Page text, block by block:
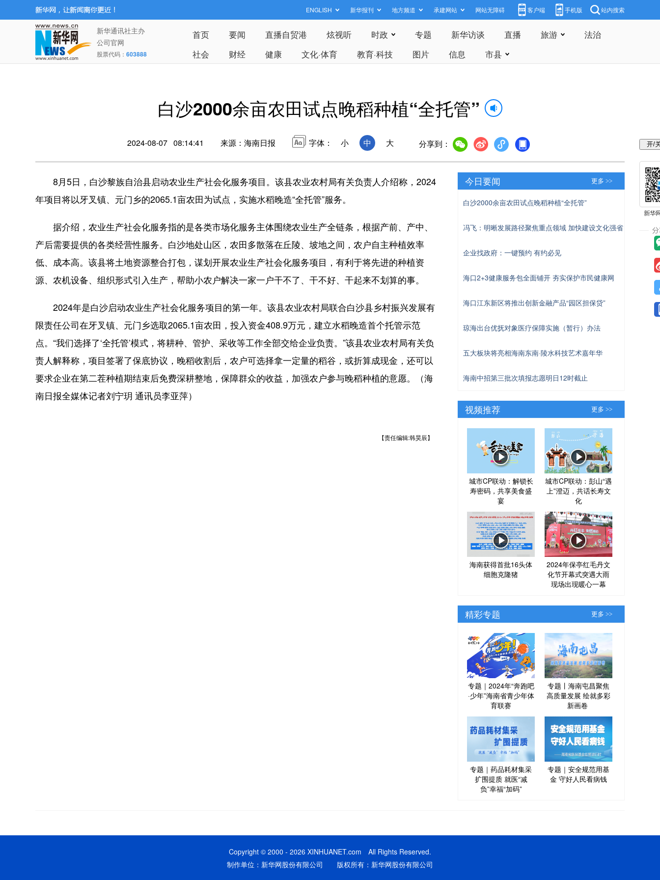
ENGLISH 新华报刊 地方频道 承建网站 网站无障碍 客户端 手机版 站内搜索
新华通讯社主办
公司官网
股票代码： 603888
首页 要闻 直播自贸港 炫视听 时政 专题 新华访谈 直播 旅游
法治
社会
财经 健康 文化·体育 教育·科技 图片 信息 市县
白沙2000余亩农田试点晚稻种植“全托管”
2024-08-07 08:14:41 来源：海南日报 字体： 小 中 大 分享到：
8月5日，白沙黎族自治县启动农业生产社会化服务项目。该县农业农村局有关负责人介绍称，2024
年项目将以牙叉镇、元门乡的2065.1亩农田为试点，实施水稻晚造“全托管”服务。
据介绍，农业生产社会化服务指的是各类市场化服务主体围绕农业生产全链条，根据产前、产中、
产后需要提供的各类经营性服务。白沙地处山区，农田多散落在丘陵、坡地之间，农户自主种植效率
低、成本高。该县将土地资源整合打包，谋划开展农业生产社会化服务项目，有利于将先进的种植资
源、农机设备、组织形式引入生产，帮助小农户解决一家一户干不了、干不好、干起来不划算的事。
2024年是白沙启动农业生产社会化服务项目的第一年。该县农业农村局联合白沙县乡村振兴发展有
限责任公司在牙叉镇、元门乡选取2065.1亩农田，投入资金408.9万元，建立水稻晚造首个托管示范
点。“我们选择了‘全托管’模式，将耕种、管护、采收等工作全部交给企业负责。”该县农业农村局有关负
责人解释称，项目签署了保底协议，晚稻收割后，农户可选择拿一定量的稻谷，或折算成现金，还可以
要求企业在第二茬种植期结束后免费深耕整地，保障群众的收益，加强农户参与晚稻种植的意愿。（海
南日报全媒体记者刘宁玥 通讯员李亚萍）
【责任编辑:韩昊辰】
今日要闻 更多 >>
白沙2000余亩农田试点晚稻种植“全托管”
冯飞：明晰发展路径聚焦重点领域 加快建设文化强省
企业找政府：一键预约 有约必见
海口2+3健康服务包全面铺开 夯实保护市民健康网
海口江东新区将推出创新金融产品“园区担保贷”
琼海出台优抚对象医疗保障实施（暂行）办法
五大板块将亮相海南东南·陵水科技艺术嘉年华
海南中招第三批次填报志愿明日12时截止
视频推荐 更多 >>
城市CP联动：解锁长
寿密码，共享美食盛
宴
城市CP联动：彭山“遇
上”澄迈，共话长寿文
化
海南获得首批16头体
细胞克隆猪
2024年保亭红毛丹文
化节开幕式突遇大雨
现场出现暖心一幕
精彩专题 更多 >>
专题｜2024年“奔跑吧
·少年”海南省青少年体
育联赛
专题丨海南屯昌聚焦
高质量发展 绘就多彩
新画卷
专题｜药品耗材集采
扩围提质 就医“减
负”幸福“加码”
专题｜安全规范用基
金 守好人民看病钱
Copyright © 2000 - 2026 XINHUANET.com All Rights Reserved.
制作单位：新华网股份有限公司 版权所有：新华网股份有限公司